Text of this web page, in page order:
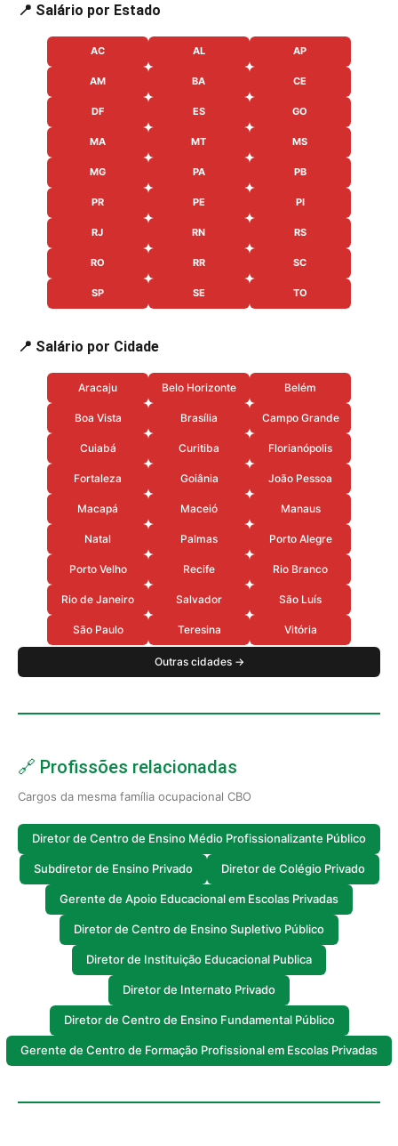
📍 Salário por Estado
AC AL AP
AM BA CE
DF ES GO
MA MT MS
MG PA PB
PR PE PI
RJ RN RS
RO RR SC
SP SE TO
📍 Salário por Cidade
Aracaju Belo Horizonte Belém
Boa Vista Brasília Campo Grande
Cuiabá Curitiba Florianópolis
Fortaleza Goiânia João Pessoa
Macapá Maceió Manaus
Natal Palmas Porto Alegre
Porto Velho Recife Rio Branco
Rio de Janeiro Salvador São Luís
São Paulo Teresina Vitória
Outras cidades →
🔗 Profissões relacionadas
Cargos da mesma família ocupacional CBO
Diretor de Centro de Ensino Médio Profissionalizante Público
Subdiretor de Ensino Privado Diretor de Colégio Privado
Gerente de Apoio Educacional em Escolas Privadas
Diretor de Centro de Ensino Supletivo Público
Diretor de Instituição Educacional Publica
Diretor de Internato Privado
Diretor de Centro de Ensino Fundamental Público
Gerente de Centro de Formação Profissional em Escolas Privadas